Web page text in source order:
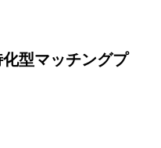
型マッチングプ